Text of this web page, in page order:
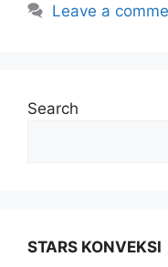
Leave a
Search
STARS KONVEKSI